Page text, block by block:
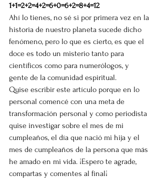
1+1=2+2=4+2=6+0=6+2=8+4=12
Ahí lo tienes, no sé si por primera vez en la
historia de nuestro planeta sucede dicho
fenómeno, pero lo que es cierto, es que el
doce es todo un misterio tanto para
científicos como para numerólogos, y
gente de la comunidad espiritual.
Quise escribir este artículo porque en lo
personal comencé con una meta de
transformación personal y como periodista
quise investigar sobre el mes de mi
cumpleaños, el día que nació mi hija y el
mes de cumpleaños de la persona que más
he amado en mi vida. ¡Espero te agrade,
compartas y comentes al final¡